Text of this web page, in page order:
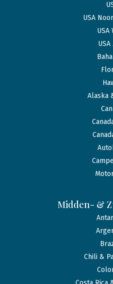
USA
USA
Alaska
Midden- &
Chili &